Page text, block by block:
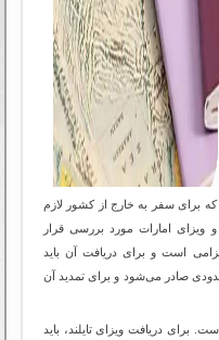
برای سفر به خارج از کشور لازم
ویزای امارات مورد بررسی قرار
است و برای دریافت آن باید
صادر می‌شود و برای تمدید آن
برای دریافت ویزای تایلند، باید